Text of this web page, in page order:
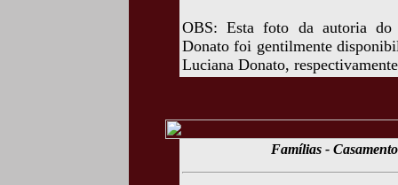
OBS: Esta foto da autoria do
Donato foi gentilmente
Luciana Donato,
Famílias -